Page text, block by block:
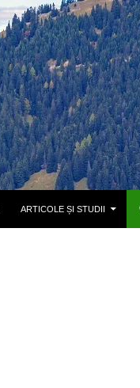
ARTICOLE ȘI STUDII